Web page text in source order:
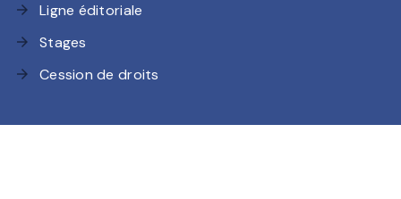
arrow_forward Ligne éditoriale
arrow_forward Stages
arrow_forward Cession de droits